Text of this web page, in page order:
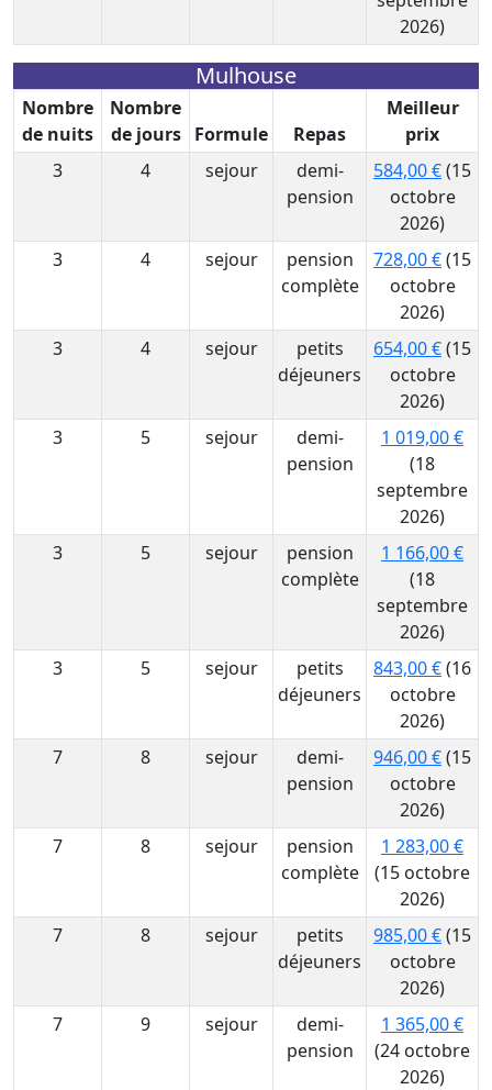
2026)
Mulhouse
Nombre
de nuits
Nombre
de jours
Formule Repas
Meilleur
prix
3
4 sejour
demi-
pension
584,00 €(15
octobre
2026)
3
4 sejour
pension
complète
728,00 €(15
octobre
2026)
3
4 sejour
petits
déjeuners
654,00 €(15
octobre
2026)
3
5 sejour
demi-
pension
1 019,00 €
(18
septembre
2026)
3
5 sejour
pension
complète
1 166,00 €
(18
septembre
2026)
3
5 sejour
petits
déjeuners
843,00 €(16
octobre
2026)
7
8 sejour
demi-
pension
946,00 €(15
octobre
2026)
7
8 sejour
pension
complète
1 283,00 €
(15 octobre
2026)
7
8 sejour
petits
déjeuners
985,00 €(15
octobre
2026)
7
9 sejour
demi-
pension
1 365,00 €
(24 octobre
2026)